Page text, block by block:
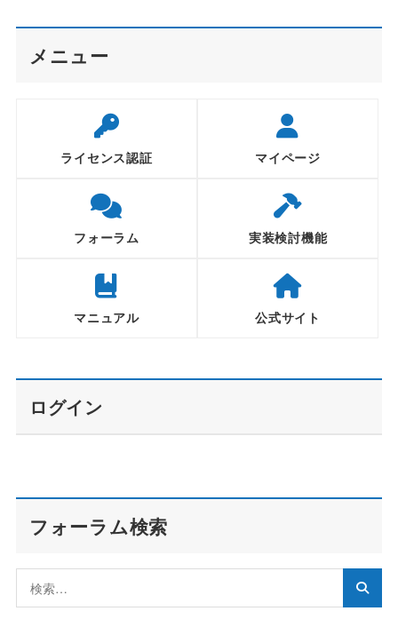
メニュー
ライセンス認証 マイページ
フォーラム 実装検討機能
マニュアル 公式サイト
ログイン
フォーラム検索